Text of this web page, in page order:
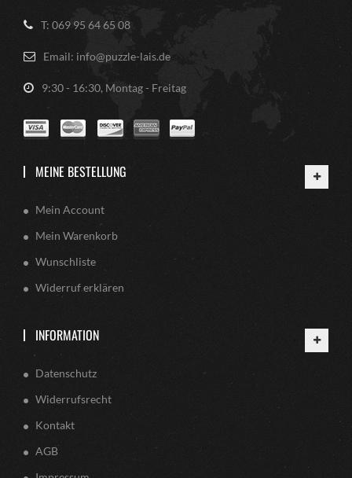
T: 069 95 64 65 08
Email: info@puzzle-lais.de
9:30 - 16:30, Montag - Freitag
MEINE BESTELLUNG
Mein Account
Mein Warenkorb
Wunschliste
Widerruf erklären
INFORMATION
Datenschutz
Widerrufsrecht
Kontakt
AGB